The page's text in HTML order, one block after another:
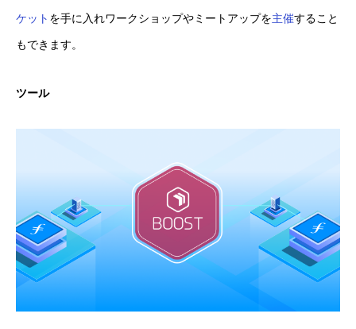
ケット を手に入れワークショップやミートアップを主催すること
もできます。
ツール